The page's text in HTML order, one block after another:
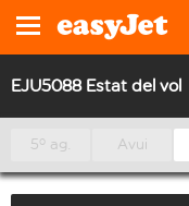
EJU5088 Estat del vol
5º ag. Avui